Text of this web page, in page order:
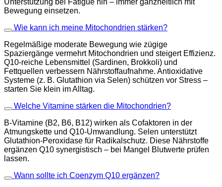
Unterstützung bei Fatigue hin – immer ganzheitlich mit
Bewegung einsetzen.
Wie kann ich meine Mitochondrien stärken?
Regelmäßige moderate Bewegung wie zügige
Spaziergänge vermehrt Mitochondrien und steigert Effizienz.
Q10-reiche Lebensmittel (Sardinen, Brokkoli) und
Fettquellen verbessern Nährstoffaufnahme. Antioxidative
Systeme (z. B. Glutathion via Selen) schützen vor Stress –
starten Sie klein im Alltag.
Welche Vitamine stärken die Mitochondrien?
B-Vitamine (B2, B6, B12) wirken als Cofaktoren in der
Atmungskette und Q10-Umwandlung. Selen unterstützt
Glutathion-Peroxidase für Radikalschutz. Diese Nährstoffe
ergänzen Q10 synergistisch – bei Mangel Blutwerte prüfen
lassen.
Wann sollte ich Coenzym Q10 ergänzen?